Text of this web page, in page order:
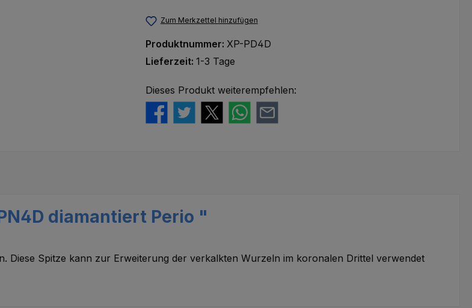
Zum Merkzettel hinzufügen
Produktnummer: XP-PD4D
Lieferzeit: 1-3 Tage
Dieses Produkt weiterempfehlen:
diamantiert Perio "
Diese Spitze kann zur Erweiterung der verkalkten Wurzeln im koronalen Drittel verwendet